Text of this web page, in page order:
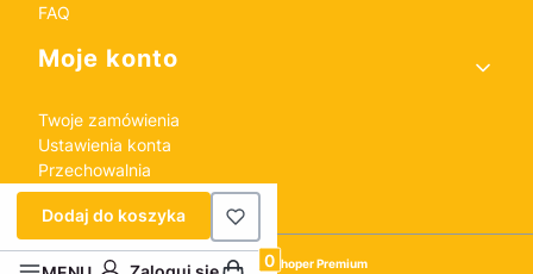
FAQ
Moje konto
Twoje zamówienia
Ustawienia konta
Przechowalnia
Sklep internetowyShoper Premium
Dodaj do koszyka
Produkty w koszyku: 0. Zobacz